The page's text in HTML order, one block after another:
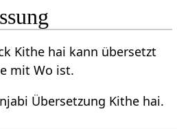
Kithe hai kann übersetzt
mit Wo ist.
Übersetzung Kithe hai.